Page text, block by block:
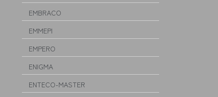
EMBRACO
EMMEPI
EMPERO
ENIGMA
ENTECO-MASTER